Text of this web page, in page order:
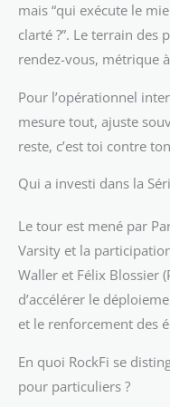
mais “qui exécute le
clarté ?”. Le terrain des
rendez-vous, métrique
Pour l’opérationnel
mesure tout, ajuste
reste, c’est toi contre
Qui a investi dans la
Le tour est mené par
Varsity et la
Waller et Félix Blossier
d’accélérer le
et le renforcement des
En quoi RockFi se
pour particuliers ?